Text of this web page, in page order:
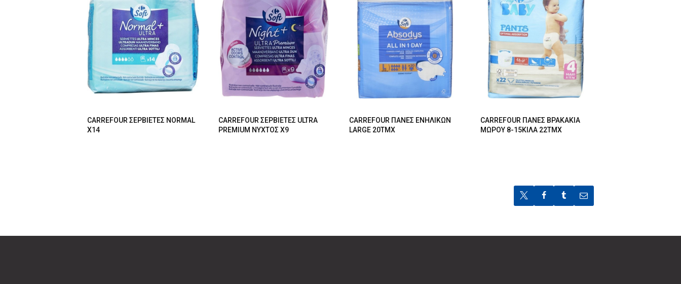
CARREFOUR ΣΕΡΒΙΕΤΕΣ NORMAL
X14
CARREFOUR ΣΕΡΒΙΕΤΕΣ ULTRA
PREMIUM NYXTOΣ X9
CARREFOUR ΠΑΝΕΣ ΕΝΗΛΙΚΩΝ
LARGE 20ΤΜΧ
CARREFOUR ΠΑΝΕΣ ΒΡΑΚΑΚΙΑ
ΜΩΡΟΥ 8-15ΚΙΛΑ 22ΤΜΧ